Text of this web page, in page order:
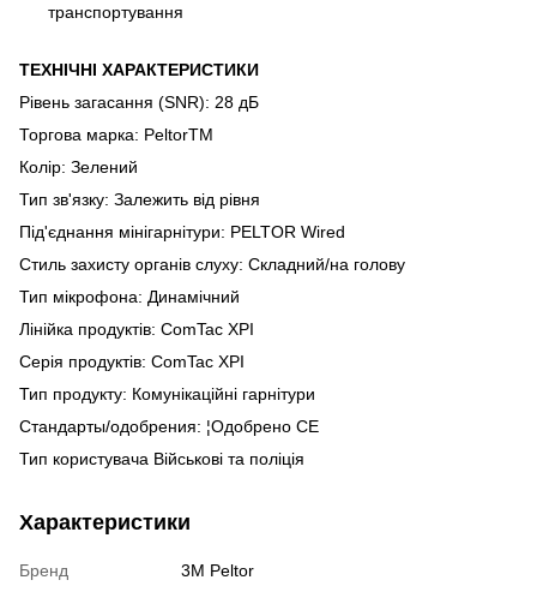
транспортування
ТЕХНІЧНІ ХАРАКТЕРИСТИКИ
Рівень загасання (SNR): 28 дБ
Торгова марка: PeltorTM
Колір: Зелений
Тип зв'язку: Залежить від рівня
Під'єднання мінігарнітури: PELTOR Wired
Стиль захисту органів слуху: Складний/на голову
Тип мікрофона: Динамічний
Лінійка продуктів: ComTac XPI
Серія продуктів: ComTac XPI
Тип продукту: Комунікаційні гарнітури
Стандарты/одобрения‎: ¦Одобрено CE
Тип користувача Військові та поліція
Характеристики
Бренд
3M Peltor